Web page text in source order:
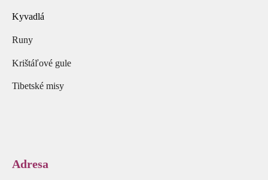
Kyvadlá
Runy
Krištáľové gule
Tibetské misy
Adresa